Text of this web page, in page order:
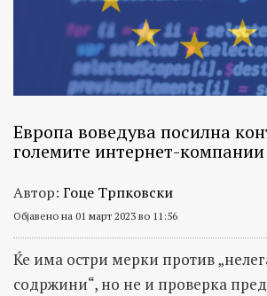
Европа воведува посилна
големите интернет-компании
Автор: Гоце Трпковски
Објавено на 01 март 2023 во 11:56
Ќе има остри мерки против
содржини“, но не и проверка пред